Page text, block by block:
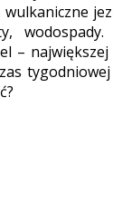
wodospady.
–